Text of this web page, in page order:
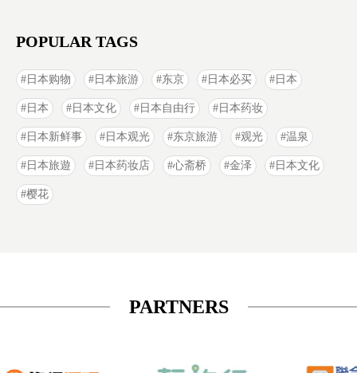
POPULAR TAGS
日本购物 日本旅游 东京 日本必买 日本
日本 日本文化 日本自由行 日本药妆
日本新鲜事 日本观光 东京旅游 观光 温泉
日本旅遊 日本药妆店 心斋桥 金泽 日本文化
樱花
PARTNERS